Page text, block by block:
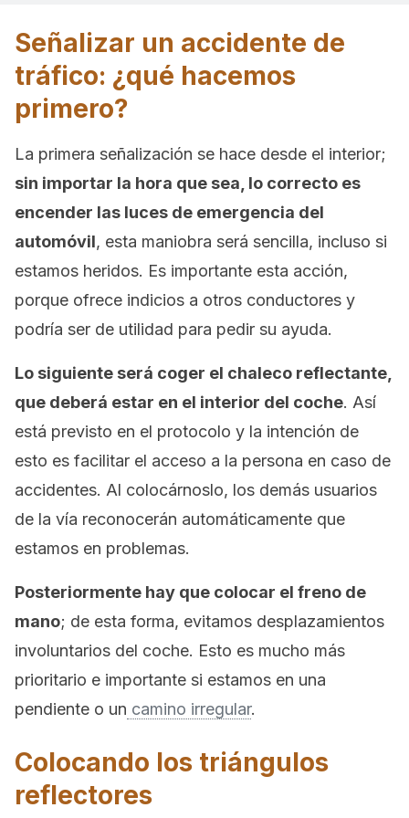
Señalizar un accidente de
tráfico: ¿qué hacemos
primero?
La primera señalización se hace desde el interior;
sin importar la hora que sea, lo correcto es
encender las luces de emergencia del
automóvil, esta maniobra será sencilla, incluso si
estamos heridos. Es importante esta acción,
porque ofrece indicios a otros conductores y
podría ser de utilidad para pedir su ayuda.
Lo siguiente será coger el chaleco reflectante,
que deberá estar en el interior del coche. Así
está previsto en el protocolo y la intención de
esto es facilitar el acceso a la persona en caso de
accidentes. Al colocárnoslo, los demás usuarios
de la vía reconocerán automáticamente que
estamos en problemas.
Posteriormente hay que colocar el freno de
mano; de esta forma, evitamos desplazamientos
involuntarios del coche. Esto es mucho más
prioritario e importante si estamos en una
pendiente o un camino irregular.
Colocando los triángulos
reflectores